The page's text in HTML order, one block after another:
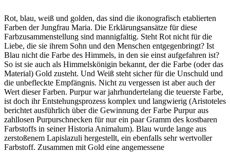
Rot, blau, weiß und golden, das sind die ikonografisch etablierten
Farben der Jungfrau Maria. Die Erklärungsansätze für diese
Farbzusammenstellung sind mannigfaltig. Steht Rot nicht für die
Liebe, die sie ihrem Sohn und den Menschen entgegenbringt? Ist
Blau nicht die Farbe des Himmels, in den sie einst aufgefahren ist?
So ist sie auch als Himmelskönigin bekannt, der die Farbe (oder das
Material) Gold zusteht. Und Weiß steht sicher für die Unschuld und
die unbefleckte Empfängnis. Nicht zu vergessen ist aber auch der
Wert dieser Farben. Purpur war jahrhundertelang die teuerste Farbe,
ist doch ihr Entstehungsprozess komplex und langwierig (Aristoteles
berichtet ausführlich über die Gewinnung der Farbe Purpur aus
zahllosen Purpurschnecken für nur ein paar Gramm des kostbaren
Farbstoffs in seiner Historia Animalum). Blau wurde lange aus
zerstoßenem Lapislazuli hergestellt, ein ebenfalls sehr wertvoller
Farbstoff. Zusammen mit Gold eine angemessene